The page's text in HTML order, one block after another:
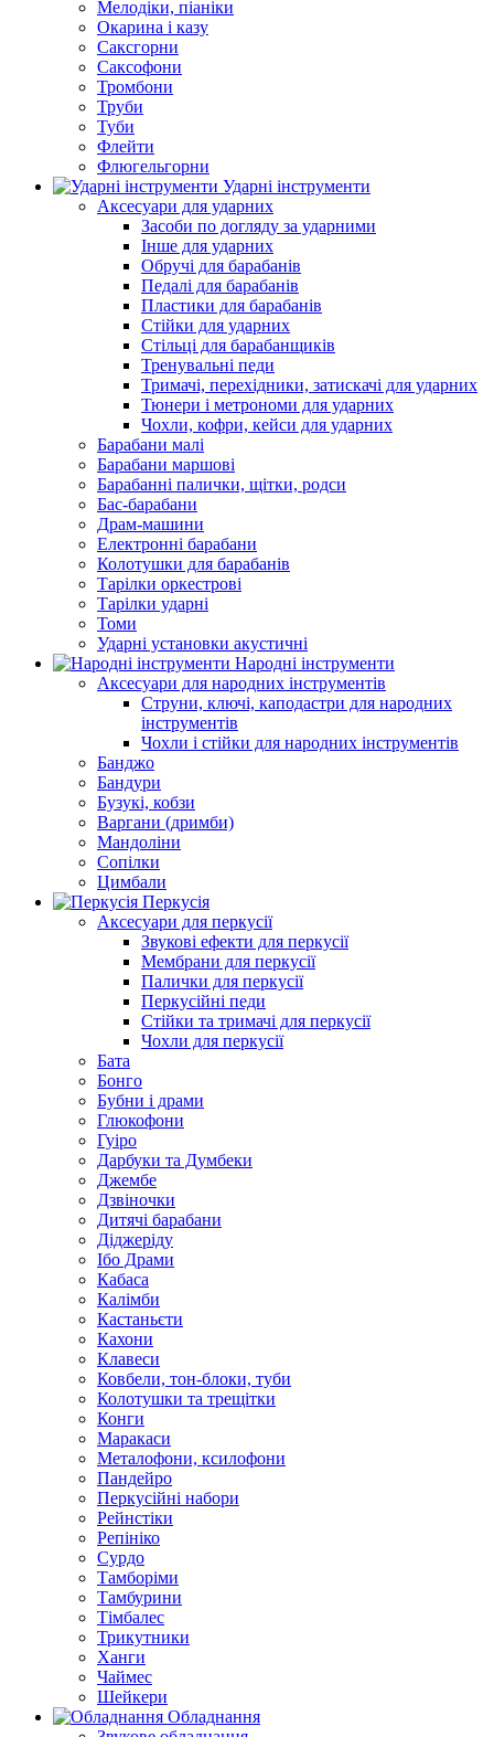
Мелодіки, піаніки
Окарина і казу
Саксгорни
Саксофони
Тромбони
Труби
Туби
Флейти
Флюгельгорни
Ударні інструменти
Аксесуари для ударних
Засоби по догляду за ударними
Інше для ударних
Обручі для барабанів
Педалі для барабанів
Пластики для барабанів
Стійки для ударних
Стільці для барабанщиків
Тренувальні педи
Тримачі, перехідники, затискачі для ударних
Тюнери і метрономи для ударних
Чохли, кофри, кейси для ударних
Барабани малі
Барабани маршові
Барабанні палички, щітки, родси
Бас-барабани
Драм-машини
Електронні барабани
Колотушки для барабанів
Тарілки оркестрові
Тарілки ударні
Томи
Ударні установки акустичні
Народні інструменти
Аксесуари для народних інструментів
Струни, ключі, каподастри для народних
інструментів
Чохли і стійки для народних інструментів
Банджо
Бандури
Бузукі, кобзи
Варгани (дримби)
Мандоліни
Сопілки
Цимбали
Перкусія
Аксесуари для перкусії
Звукові ефекти для перкусії
Мембрани для перкусії
Палички для перкусії
Перкусійні педи
Стійки та тримачі для перкусії
Чохли для перкусії
Бата
Бонго
Бубни і драми
Глюкофони
Гуіро
Дарбуки та Думбеки
Джембе
Дзвіночки
Дитячі барабани
Діджеріду
Ібо Драми
Кабаса
Калімби
Кастаньєти
Кахони
Клавеси
Ковбели, тон-блоки, туби
Колотушки та трещітки
Конги
Маракаси
Металофони, ксилофони
Пандейро
Перкусійні набори
Рейнстіки
Репініко
Сурдо
Тамборіми
Тамбурини
Тімбалес
Трикутники
Ханги
Чаймес
Шейкери
Обладнання